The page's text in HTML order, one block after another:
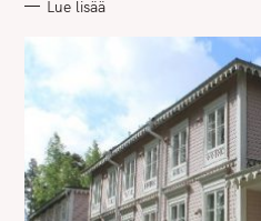
I
Lue lisää